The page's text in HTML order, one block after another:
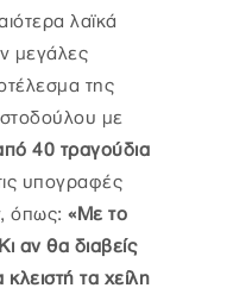
λαϊκά
μεγάλες
της
με
40 τραγούδια
υπογραφές
όπως: «Με το
αν θα διαβείς
τα χείλη